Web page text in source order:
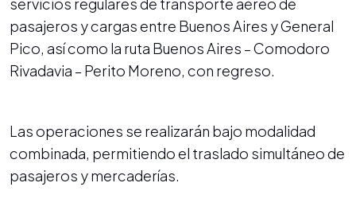
servicios regulares de transporte aéreo de
pasajeros y cargas entre Buenos Aires y General
Pico, así como la ruta Buenos Aires – Comodoro
Rivadavia – Perito Moreno, con regreso.
Las operaciones se realizarán bajo modalidad
combinada, permitiendo el traslado simultáneo de
pasajeros y mercaderías.